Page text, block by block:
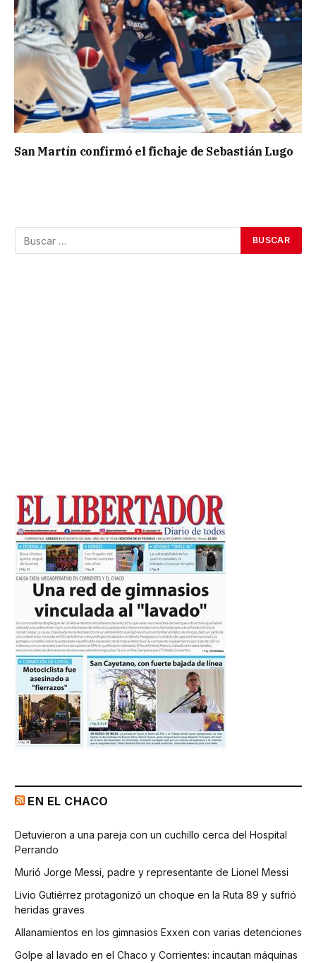
San Martín confirmó el fichaje de Sebastián Lugo
EN EL CHACO
Detuvieron a una pareja con un cuchillo cerca del Hospital
Perrando
Murió Jorge Messi, padre y representante de Lionel Messi
Livio Gutiérrez protagonizó un choque en la Ruta 89 y sufrió
heridas graves
Allanamientos en los gimnasios Exxen con varias detenciones
Golpe al lavado en el Chaco y Corrientes: incautan máquinas